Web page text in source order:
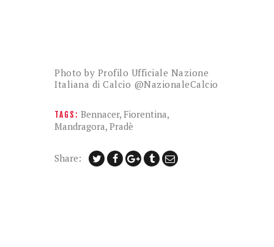
Photo by Profilo Ufficiale Nazione
Italiana di Calcio @NazionaleCalcio
TAGS: Bennacer, Fiorentina,
Mandragora, Pradè
Share: